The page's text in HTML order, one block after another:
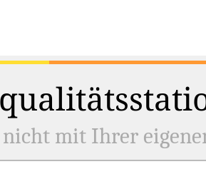
mit Ihrer